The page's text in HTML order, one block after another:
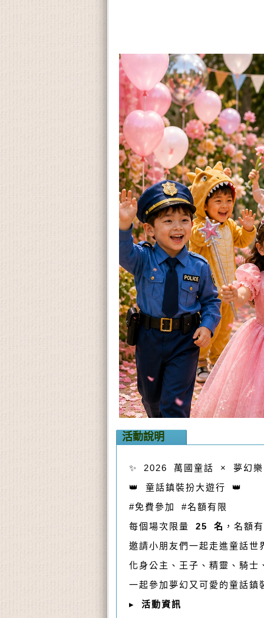
活動說明
✨ 2026 萬國童話 × 夢幻
👑 童話鎮裝扮大遊行 👑
#免費參加 #名額有限
每個場次限量 25 名 ，名額
邀請小朋友們一起走進童話世
化身公主、王子、精靈、騎士
一起參加夢幻又可愛的童話鎮
▸ 活動資訊